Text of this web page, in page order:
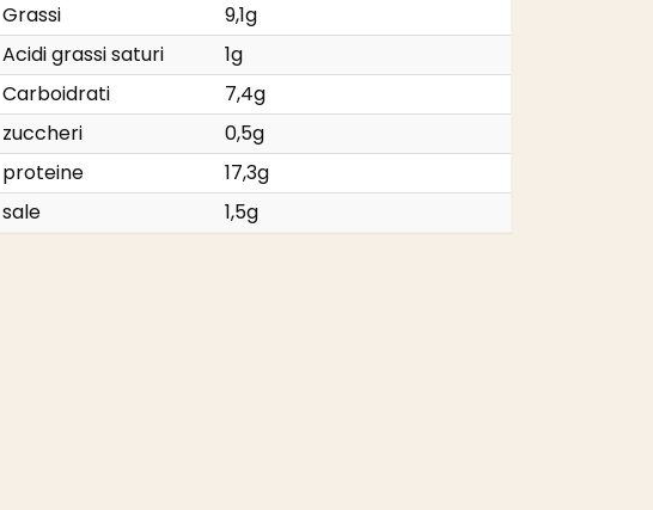
Grassi
9,1g
Acidi grassi saturi
1g
Carboidrati
7,4g
zuccheri
0,5g
proteine
17,3g
sale
1,5g